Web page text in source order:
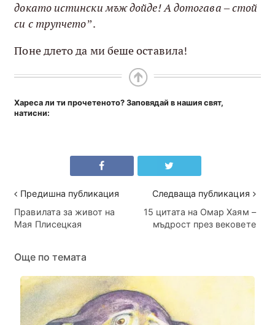
докато истински мъж дойде! А дотогава – стой
си с трупчето”.
Поне длето да ми беше оставила!
Хареса ли ти прочетеното? Заповядай в нашия свят,
натисни:
Предишна публикация
Правилата за живот на
Мая Плисецкая
Следваща публикация
15 цитата на Омар Хаям –
мъдрост през вековете
Още по темата